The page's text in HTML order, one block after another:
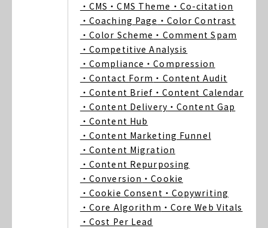
・CMS ・CMS Theme ・Co-citation
・Coaching Page ・Color Contrast
・Color Scheme ・Comment Spam
・Competitive Analysis
・Compliance ・Compression
・Contact Form ・Content Audit
・Content Brief ・Content Calendar
・Content Delivery ・Content Gap
・Content Hub
・Content Marketing Funnel
・Content Migration
・Content Repurposing
・Conversion ・Cookie
・Cookie Consent ・Copywriting
・Core Algorithm ・Core Web Vitals
・Cost Per Lead